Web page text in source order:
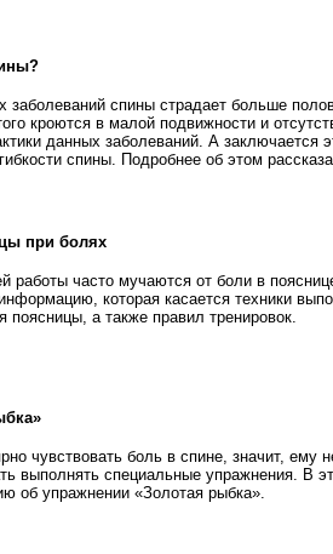
заболеваний спины страдает больше
кроются в малой подвижности и
данных заболеваний. А заключается
спины. Подробнее об этом
при болях
работы часто мучаются от боли в
которая касается техники
поясницы, а также правил тренировок.
чувствовать боль в спине, значит, ему
выполнять специальные упражнения. В
об упражнении «Золотая рыбка».